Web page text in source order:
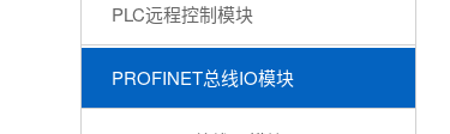
PLC远程控制模块
PROFINET总线IO模块